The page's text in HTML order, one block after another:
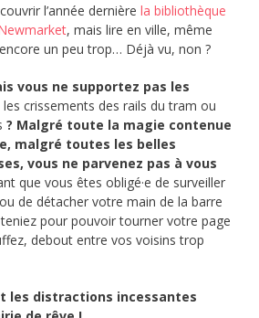
l’année dernière la bibliothèque
, mais lire en ville, même
un peu trop… Déjà vu, non ?
vous ne supportez pas les
les crissements des rails du tram ou
? Malgré toute la magie contenue
malgré toutes les belles
vous ne parvenez pas à vous
que vous êtes obligé·e de surveiller
de détacher votre main de la barre
pour pouvoir tourner votre page
debout entre vos voisins trop
les distractions incessantes